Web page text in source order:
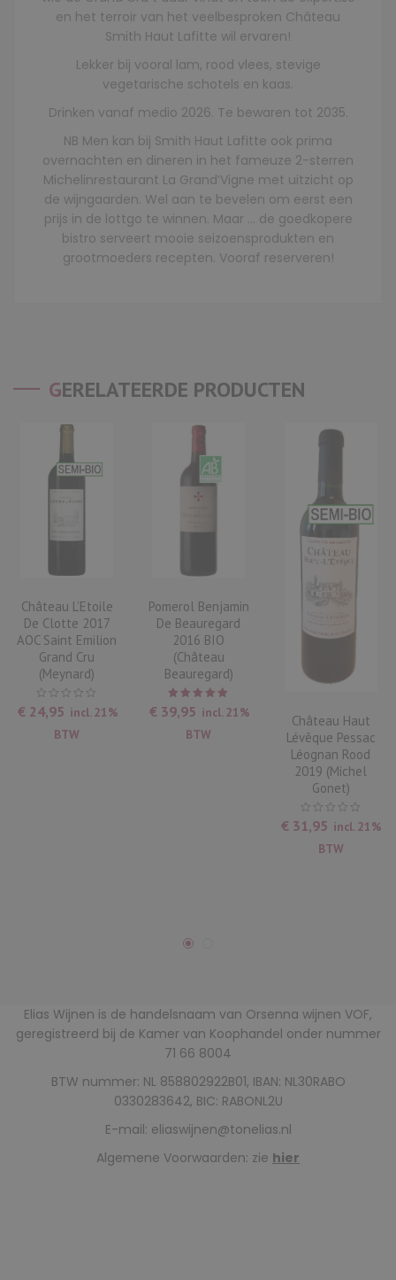
en het terroir van het veelbesproken Château
Smith Haut Lafitte wil ervaren!
Lekker bij vooral lam, rood vlees, stevige
vegetarische schotels en kaas.
Drinken vanaf medio 2026. Te bewaren tot 2035.
NB Men kan bij Smith Haut Lafitte ook prima
overnachten en dineren in het fameuze 2-sterren
Michelinrestaurant La Grand’Vigne met uitzicht op
de wijngaarden. Wel aan te bevelen om eerst een
prijs in de lottgo te winnen. Maar … de goedkopere
bistro serveert mooie seizoensprodukten en
grootmoeders recepten. Vooraf reserveren!
GERELATEERDE PRODUCTEN
Château L’Etoile
De Clotte 2017
AOC Saint Emilion
Grand Cru
(Meynard)
€24,95 incl. 21%
BTW
Pomerol Benjamin
De Beauregard
2016 BIO
(Château
Beauregard)
Waardering
5.00
uit
€39,95 incl. 21%
BTW
Château Haut
Lévêque Pessac
Léognan Rood
2019 (Michel
Gonet)
€ 31,95 incl. 21%
BTW
Elias Wijnen is de handelsnaam van Orsenna wijnen VOF,
geregistreerd bij de Kamer van Koophandel onder nummer
71 66 8004
BTW nummer: NL 858802922B01, IBAN: NL30RABO
0330283642, BIC: RABONL2U
E-mail: eliaswijnen@tonelias.nl
Algemene Voorwaarden: zie hier